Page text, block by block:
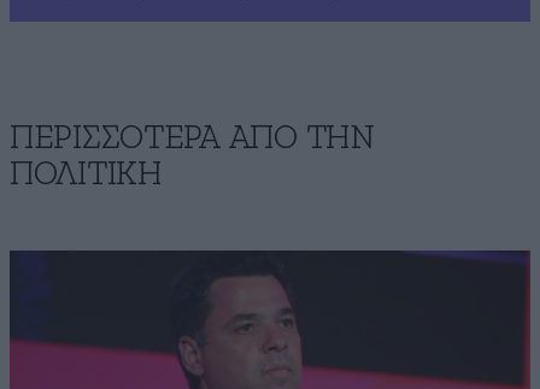
ΠΕΡΙΣΣΟΤΕΡΑ ΑΠΟ ΤΗΝ
ΠΟΛΙΤΙΚΗ